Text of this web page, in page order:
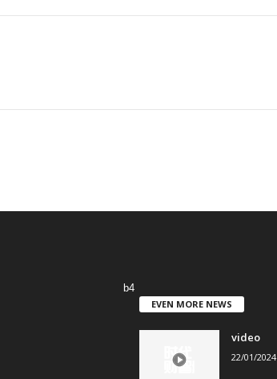
b4
EVEN MORE NEWS
video
22/01/2024